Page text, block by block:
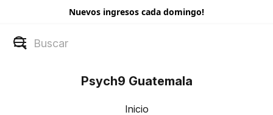
Nuevos ingresos cada domingo!
Psych9 Guatemala
Inicio